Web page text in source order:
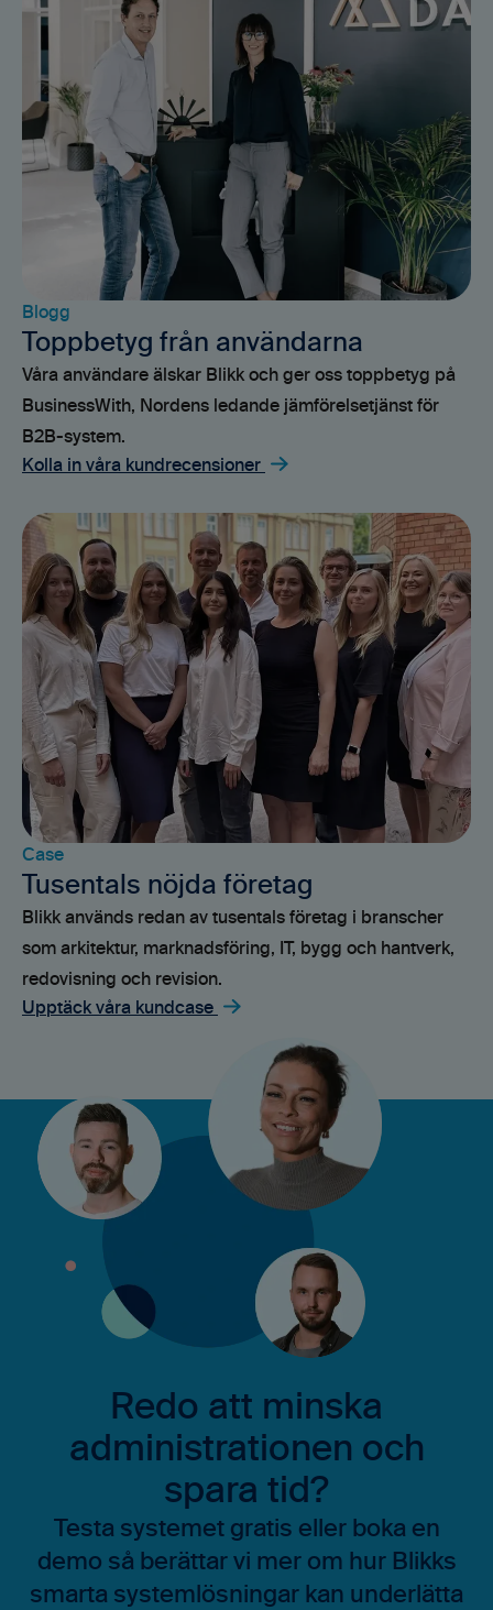
Blogg
Toppbetyg från användarna
Våra användare älskar Blikk och ger oss toppbetyg på
BusinessWith, Nordens ledande jämförelsetjänst för
B2B-system.
Kolla in våra kundrecensioner
Case
Tusentals nöjda företag
Blikk används redan av tusentals företag i branscher
som arkitektur, marknadsföring, IT, bygg och hantverk,
redovisning och revision.
Upptäck våra kundcase
Redo att minska
administrationen och
spara tid?
Testa systemet gratis eller boka en
demo så berättar vi mer om hur Blikks
smarta systemlösningar kan underlätta